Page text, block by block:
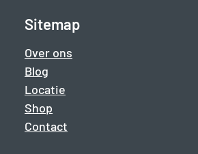
Sitemap
Over ons
Blog
Locatie
Shop
Contact